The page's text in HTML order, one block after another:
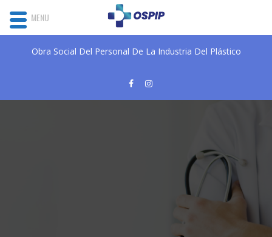
Obra Social Del Personal De La Industria Del Plástico
MENU